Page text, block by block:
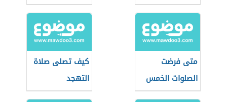
متى فرضت
الصلوات الخمس
كيف تصلى صلاة
التهجد